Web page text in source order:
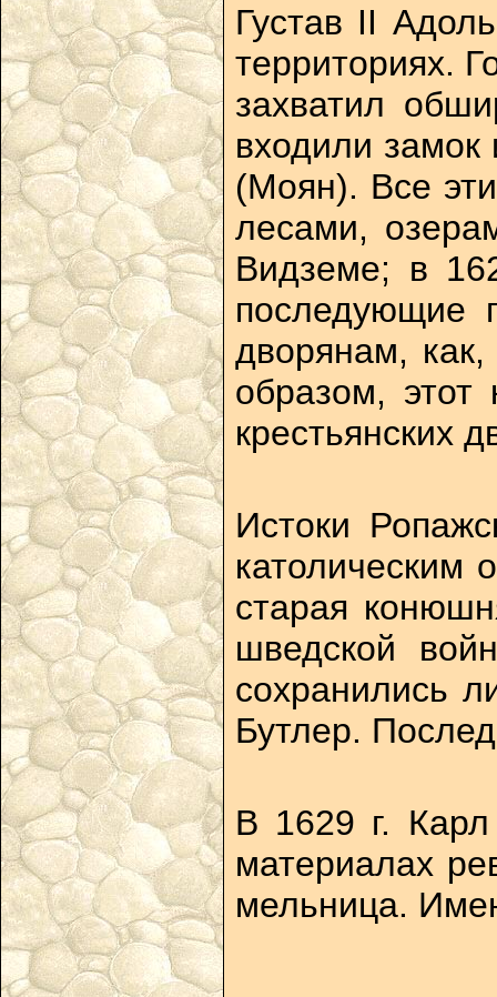
Густав II
территориях.
захватил
входили замок
(Моян). Все
лесами,
Видземе; в
последующие
дворянам,
образом,
крестьянских
Истоки
католическим
старая
шведской
сохранились
Бутлер.
В 1629 г.
материалах
мельница.